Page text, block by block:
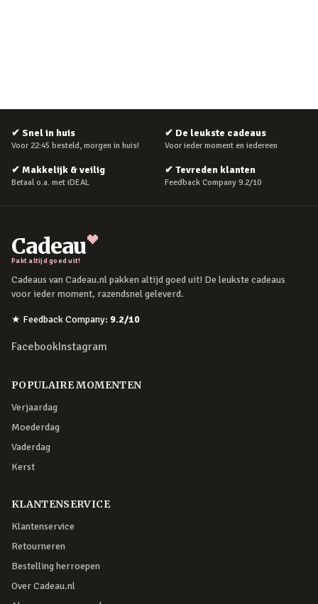
✔ Snel in huis
Voor 22:45 besteld, morgen in huis!
✔ De leukste cadeaus
Voor ieder moment en iedereen
✔ Makkelijk & veilig
Betaal o.a. met iDEAL
✔ Tevreden klanten
Feedback Company 9.2/10
Cadeau
Pakt altijd goed uit!
Cadeaus van Cadeau.nl pakken altijd goed uit! De leukste cadeaus
voor ieder moment, razendsnel geleverd.
★ Feedback Company: 9.2/10
FacebookInstagram
POPULAIRE MOMENTEN
Verjaardag
Moederdag
Vaderdag
Kerst
KLANTENSERVICE
Klantenservice
Retourneren
Bestelling herroepen
Over Cadeau.nl